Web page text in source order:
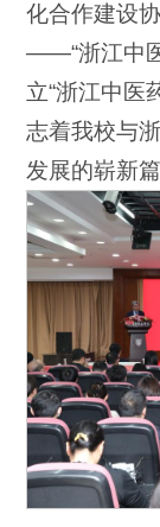
化合作建设
——“浙江中
立“浙江中医
志着我校与
发展的崭新篇